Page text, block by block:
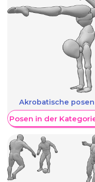
Akrobatische posen
Posen in der